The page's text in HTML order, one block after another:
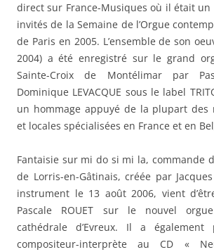
direct sur France-Musiques où il était un
invités de la Semaine de l’Orgue
de Paris en 2005. L’ensemble de son
2004) a été enregistré sur le grand
Sainte-Croix de Montélimar par
Dominique LEVACQUE sous le label
un hommage appuyé de la plupart des
et locales spécialisées en France et en
Fantaisie sur mi do si mi la, commande
de Lorris-en-Gâtinais, créée par
instrument le 13 août 2006, vient
Pascale ROUET sur le nouvel
cathédrale d’Evreux. Il a également
compositeur-interprète au CD «